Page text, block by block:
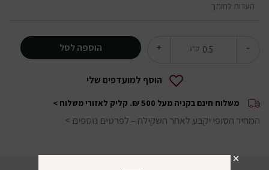
- ק"ג + הוספה לסל
הוסף למועדפים שלי
משלוח חינם בקניה מעל 500 ₪. קליק לאזורי משלוח >
המחיר הסופי יקבע לאחר השקילה – לפרטים נוספים >